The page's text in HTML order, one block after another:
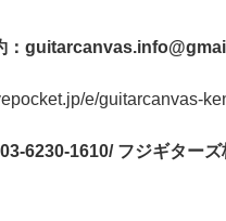
e/guitarcanvas-
6230-1610/ フジギター